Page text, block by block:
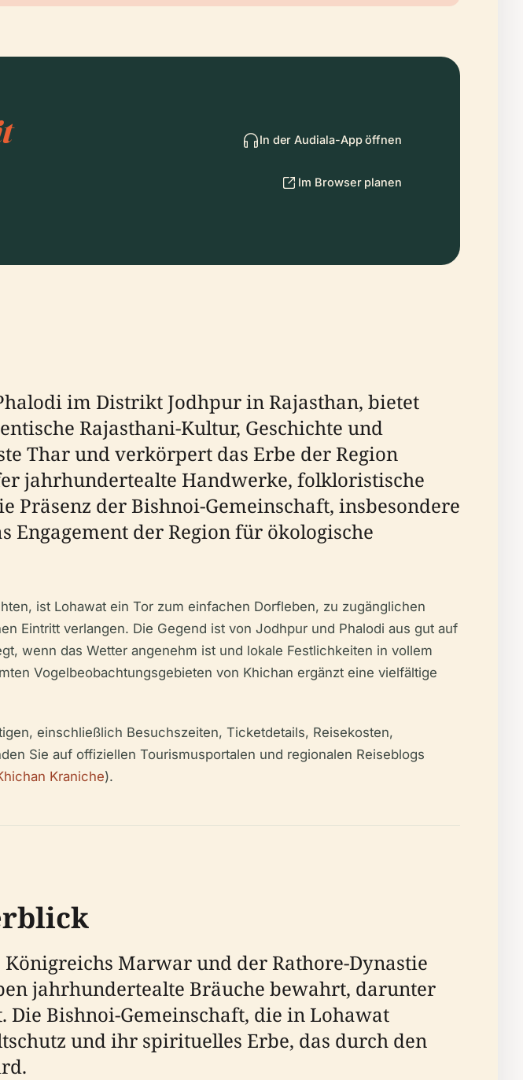
In der Audiala-App öffnen
Im Browser planen
im Distrikt Jodhpur in Rajasthan, bietet
Rajasthani-Kultur, Geschichte und
Thar und verkörpert das Erbe der Region
jahrhundertealte Handwerke, folkloristische
Präsenz der Bishnoi-Gemeinschaft, insbesondere
der Region für ökologische
ist Lohawat ein Tor zum einfachen Dorfleben, zu zugänglichen
Eintritt verlangen. Die Gegend ist von Jodhpur und Phalodi aus gut auf
wenn das Wetter angenehm ist und lokale Festlichkeiten in vollem
Vogelbeobachtungsgebieten von Khichan ergänzt eine vielfältige
einschließlich Besuchszeiten, Ticketdetails, Reisekosten,
Sie auf offiziellen Tourismusportalen und regionalen Reiseblogs
Kraniche).
Marwar und der Rathore-Dynastie
jahrhundertealte Bräuche bewahrt, darunter
Bishnoi-Gemeinschaft, die in Lohawat
und ihr spirituelles Erbe, das durch den